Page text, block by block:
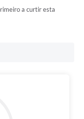
a curtir esta